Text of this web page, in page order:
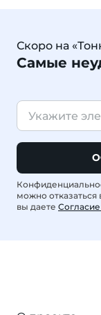
Скоро на
Самые
можно
вы даете